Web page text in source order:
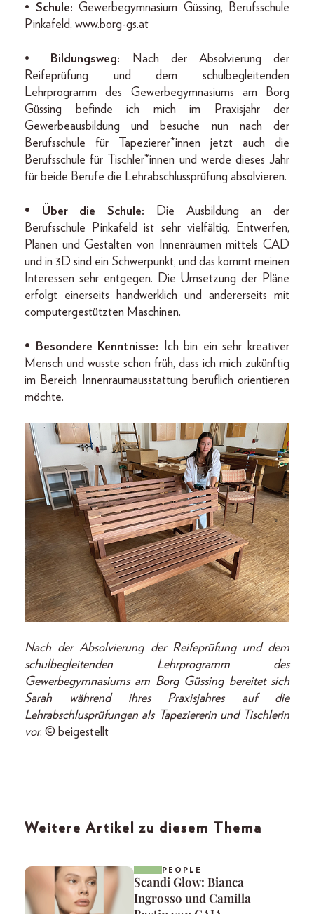
• Schule: Gewerbegymnasium Güssing, Berufsschule
Pinkafeld, www.borg-gs.at
• Bildungsweg: Nach der Absolvierung der
Reifeprüfung und dem schulbegleitenden
Lehrprogramm des Gewerbegymnasiums am Borg
Güssing befinde ich mich im Praxisjahr der
Gewerbeausbildung und besuche nun nach der
Berufsschule für Tapezierer*innen jetzt auch die
Berufsschule für Tischler*innen und werde dieses Jahr
für beide Berufe die Lehrabschlussprüfung absolvieren.
• Über die Schule: Die Ausbildung an der
Berufsschule Pinkafeld ist sehr vielfältig. Entwerfen,
Planen und Gestalten von Innenräumen mittels CAD
und in 3D sind ein Schwerpunkt, und das kommt meinen
Interessen sehr entgegen. Die Umsetzung der Pläne
erfolgt einerseits handwerklich und andererseits mit
computergestützten Maschinen.
• Besondere Kenntnisse: Ich bin ein sehr kreativer
Mensch und wusste schon früh, dass ich mich zukünftig
im Bereich Innenraumausstattung beruflich orientieren
möchte.
Nach der Absolvierung der Reifeprüfung und dem
schulbegleitenden Lehrprogramm des
Gewerbegymnasiums am Borg Güssing bereitet sich
Sarah während ihres Praxisjahres auf die
Lehrabschlusprüfungen als Tapeziererin und Tischlerin
vor. © beigestellt
Weitere Artikel zu diesem Thema
PEOPLE
Scandi Glow: Bianca
Ingrosso und Camilla